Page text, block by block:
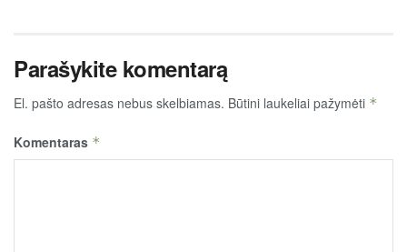
Parašykite komentarą
El. pašto adresas nebus skelbiamas. Būtini laukeliai pažymėti *
Komentaras *